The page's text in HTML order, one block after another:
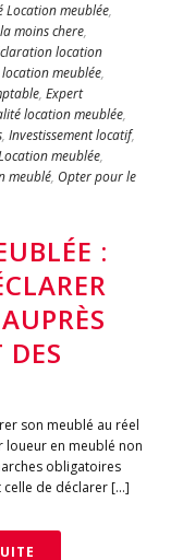
Location meublée,
moins chere,
location
meublée,
, Expert
location meublée,
, Investissement locatif,
meublée,
meublé, Opter pour le
:
DES
son meublé au réel
loueur en meublé non
obligatoires
de déclarer [...]